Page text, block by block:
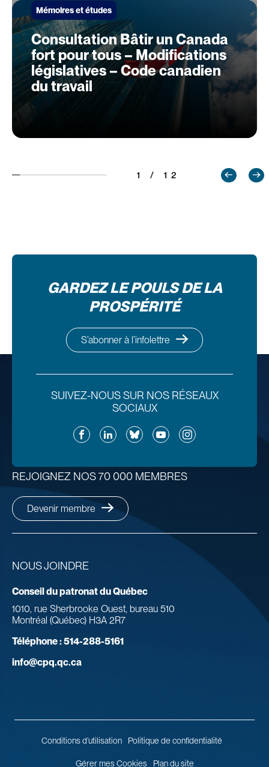
Mémoires et études
Consultation Bâtir un Canada
fort pour tous – Modifications
législatives – Code canadien
du travail
1 / 12
GARDEZ LE POULS DE LA
PROSPÉRITÉ
S’abonner à l’infolettre
SUIVEZ-NOUS SUR NOS RÉSEAUX
SOCIAUX
FacebookLinkedInBlueskyYouTubeInstagram
NOUS JOINDRE
Conseil du patronat du Québec
1010, rue Sherbrooke Ouest, bureau 510
Montréal (Québec) H3A 2R7
Téléphone :514-288-5161
info@cpq.qc.ca
REJOIGNEZ NOS 70 000 MEMBRES
Devenir membre
Conditions d’utilisation Politique de confidentialité
Gérer mes Cookies Plan du site